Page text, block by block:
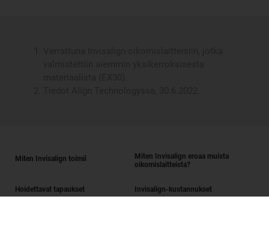
Miten Invisalign toimii
Miten Invisalign eroaa muista
oikomislaitteista?
Hoidettavat tapaukset Invisalign-kustannukset